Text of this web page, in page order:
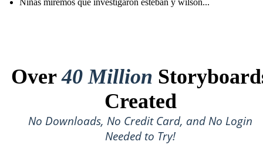
Niñas miremos que investigaron esteban y wilson...
Over40 Million
Created
No Downloads, No Credit Card, and No Login
Needed to Try!